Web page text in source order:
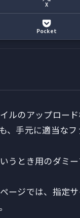
X
Pocket
ルのアップロー
、手元に適当な
うとき用のダミ
ージでは、指定